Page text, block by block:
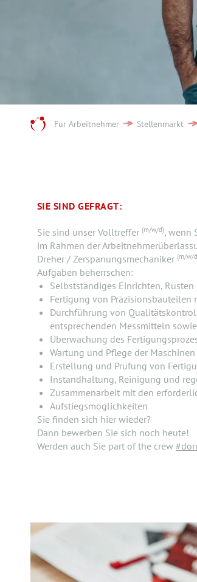
Für Arbeitnehmer Stellenmarkt
SIE SIND GEFRAGT:
Sie sind unser Volltreffer (m/w/d), wenn
im Rahmen der
Dreher / Zerspanungsmechaniker (m/w/
Aufgaben beherrschen:
Selbstständiges Einrichten,
Fertigung von Präzisionsbauteilen
Durchführung von
entsprechenden Messmitteln
Überwachung des
Wartung und Pflege der
Erstellung und Prüfung von
Instandhaltung, Reinigung und
Zusammenarbeit mit den
Aufstiegsmöglichkeiten
Sie finden sich hier wieder?
Dann bewerben Sie sich noch heute!
Werden auch Sie part of the crew